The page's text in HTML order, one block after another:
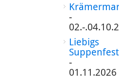
-
02.-
Liebigs
Suppenfest
-
01.11.2026